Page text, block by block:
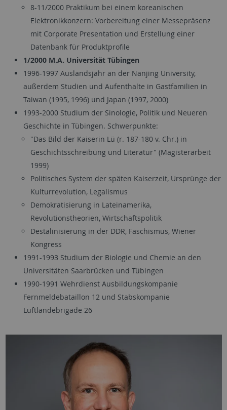
8-11/2000 Praktikum bei einem koreanischen
Elektronikkonzern: Vorbereitung einer Messepräsenz
mit Corporate Presentation und Erstellung einer
Datenbank für Produktprofile
1/2000 M.A. Universität Tübingen
1996-1997 Auslandsjahr an der Nanjing University,
außerdem Studien und Aufenthalte in Gastfamilien in
Taiwan (1995, 1996) und Japan (1997, 2000)
1993-2000 Studium der Sinologie, Politik und Neueren
Geschichte in Tübingen. Schwerpunkte:
"Das Bild der Kaiserin Lü (r. 187-180 v. Chr.) in
Geschichtsschreibung und Literatur" (Magisterarbeit
1999)
Politisches System der späten Kaiserzeit, Ursprünge der
Kulturrevolution, Legalismus
Demokratisierung in Lateinamerika,
Revolutionstheorien, Wirtschaftspolitik
Destalinisierung in der DDR, Faschismus, Wiener
Kongress
1991-1993 Studium der Biologie und Chemie an den
Universitäten Saarbrücken und Tübingen
1990-1991 Wehrdienst Ausbildungskompanie
Fernmeldebataillon 12 und Stabskompanie
Luftlandebrigade 26